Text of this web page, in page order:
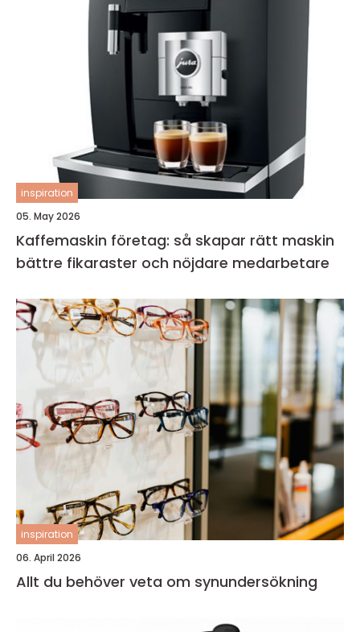
inspiration
05. May 2026
Kaffemaskin företag: så skapar rätt maskin
bättre fikaraster och nöjdare medarbetare
inspiration
06. April 2026
Allt du behöver veta om synundersökning